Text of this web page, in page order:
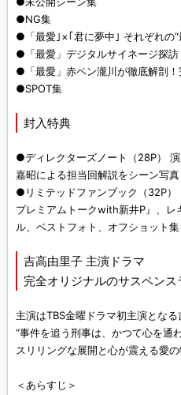
●NG集
●「最愛｣×｢君に夢中｣ それぞれの
●「最愛」デジタルサイネージ探
●「最愛」赤ペン瀧川が徹底解剖！
●SPOT集
封入特典
●ディレクターズノート（28P）
嘉昭による担当回解説をシーン写
●リミテッドファンブック（32P
プレミアムトークwith新井P』、レ
ル、ベストフォト、オフショット
吉高由里子 主演ドラマ
完全オリジナルのサスペン
主演はTBS金曜ドラマ初主演となる
“事件を追う刑事は、かつて心を通
スリリングな展開と心が震える愛の
＜あらすじ＞